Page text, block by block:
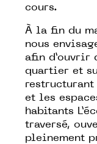
cours.
À la fin du
nous
afin d’ouvrir
quartier et
et les
habitants
traversé,
pleinement